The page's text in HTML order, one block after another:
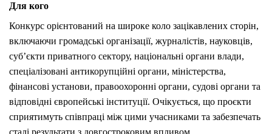
Для кого
Конкурс орієнтований на широке коло зацікавлених сторін,
включаючи громадські організації, журналістів, науковців,
суб’єкти приватного сектору, національні органи влади,
спеціалізовані антикорупційні органи, міністерства,
фінансові установи, правоохоронні органи, судові органи та
відповідні європейські інституції. Очікується, що проєкти
сприятимуть співпраці між цими учасниками та забезпечать